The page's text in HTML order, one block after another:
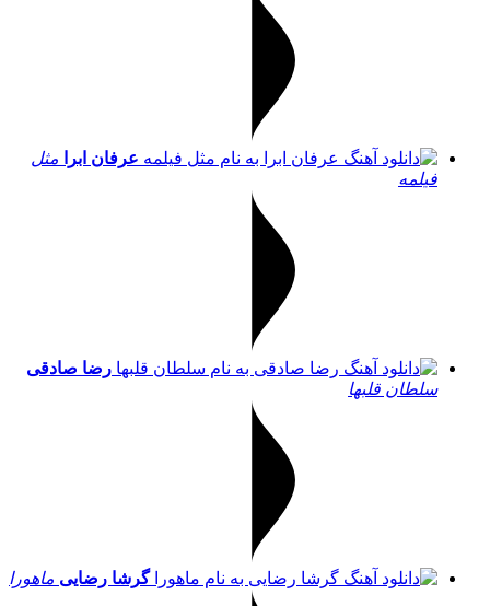
عرفان ابرا
مثل
فیلمه
رضا صادقی
سلطان قلبها
گرشا رضایی ماهورا